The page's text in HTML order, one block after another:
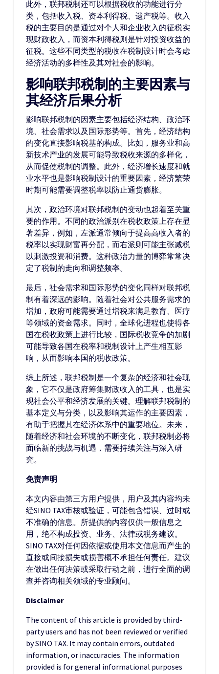
此外，联邦税制还可以根据税收的功能进行分
类，包括收入税、资本利得税、遗产税等。收入
税的主要目的是通过对个人和企业收入的征税实
现财政收入，而资本利得税则是针对投资收益的
征税。这些不同类型的税收在税制设计时会考虑
经济活动的多样性及其对社会的影响。
影响联邦税制的主要因素与
其经济后果分析
影响联邦税制的因素主要包括经济结构、政治环
境、社会需求以及国际形势等。首先，经济结构
的变化直接影响税基的构成。比如，服务业和高
新技术产业的发展可能导致税收来源的多样化，
从而促使税制的调整。此外，经济增长速度和就
业水平也是影响税制设计的重要因素，经济繁荣
时期可能需要调整税率以防止通货膨胀。
其次，政治环境对联邦税制的变动也起着至关重
要的作用。不同的政治派别在税收政策上存在显
著差异，例如，左派通常倾向于提高高收入者的
税率以实现财富再分配，而右派则可能主张减税
以刺激投资和消费。这种政治力量的博弈常常决
定了税制的走向和调整频率。
最后，社会需求和国际形势的变化同样对联邦税
制有着深远的影响。随着社会对公共服务需求的
增加，政府可能需要通过增税来满足教育、医疗
等领域的资金需求。同时，全球化进程也使得各
国在税收政策上进行比较，国际税收竞争的加剧
可能导致各国在税率和税制设计上产生相互影
响，从而影响本国的税收政策。
综上所述，联邦税制是一个复杂的经济和社会现
象，它不仅是政府筹集财政收入的工具，也是实
现社会公平和经济发展的关键。理解联邦税制的
基本定义与分类，以及影响其运作的主要因素，
有助于把握其在经济体系中的重要地位。未来，
随着经济和社会环境的不断变化，联邦税制必将
面临新的挑战与机遇，需要持续关注与深入研
究。
免责声明
本文内容由第三方用户提供，用户及其内容均未
经SINO TAX审核或验证，可能包含错误、过时或
不准确的信息。所提供的内容仅供一般信息之
用，绝不构成投资、业务、法律或税务建议。
SINO TAX对任何因依据或使用本文信息而产生的
直接或间接损失或损害概不承担任何责任。建议
在做出任何决策或采取行动之前，进行全面的调
查并咨询相关领域的专业顾问。
Disclaimer
The content of this article is provided by third-
party users and has not been reviewed or verified
by SINO TAX. It may contain errors, outdated
information, or inaccuracies. The information
provided is for general informational purposes